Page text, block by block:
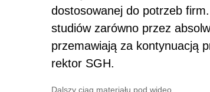
dostosowanej do potrzeb
studiów zarówno przez
przemawiają za kontynuacją
rektor SGH.
Dalszy ciąg materiału pod wideo